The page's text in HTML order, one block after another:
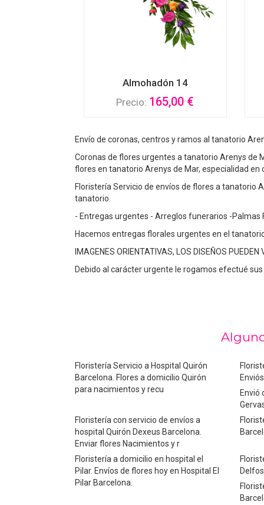
Almohadón 14
Precio: 165,00 €
Envío de coronas, centros y ramos al tanatorio
Coronas de flores urgentes a tanatorio Arenys de
flores en tanatorio Arenys de Mar, especialidad
Floristería Servicio de envíos de flores a tanatorio
tanatorio.
- Entregas urgentes - Arreglos funerarios -Palmas
Hacemos entregas florales urgentes en el
IMAGENES ORIENTATIVAS, LOS DISEÑOS
Debido al carácter urgente le rogamos efectué
Floristería Servicio a Hospital Quirón
Barcelona. Flores a domicilio Quirón
para nacimientos y recu
Envió
Floristería con servicio de envíos a
hospital Quirón Dexeus Barcelona.
Enviar flores Nacimientos y r
Floristería a domicilio en hospital el
Pilar. Envíos de flores hoy en Hospital El
Pilar Barcelona.